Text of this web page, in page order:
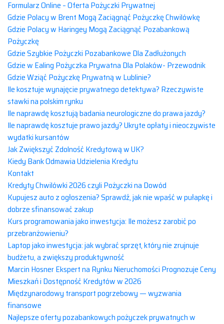
Formularz Online – Oferta Pożyczki Prywatnej
Gdzie Polacy w Brent Mogą Zaciągnąć Pożyczkę Chwilówkę
Gdzie Polacy w Haringey Mogą Zaciągnąć Pozabankową
Pożyczkę
Gdzie Szybkie Pożyczki Pozabankowe Dla Zadłużonych
Gdzie w Ealing Pożyczka Prywatna Dla Polaków- Przewodnik
Gdzie Wziąć Pożyczkę Prywatną w Lublinie?
Ile kosztuje wynajęcie prywatnego detektywa? Rzeczywiste
stawki na polskim rynku
Ile naprawdę kosztują badania neurologiczne do prawa jazdy?
Ile naprawdę kosztuje prawo jazdy? Ukryte opłaty i nieoczywiste
wydatki kursantów
Jak Zwiększyć Zdolność Kredytową w UK?
Kiedy Bank Odmawia Udzielenia Kredytu
Kontakt
Kredyty Chwilówki 2026 czyli Pożyczki na Dowód
Kupujesz auto z ogłoszenia? Sprawdź, jak nie wpaść w pułapkę i
dobrze sfinansować zakup
Kurs programowania jako inwestycja: Ile możesz zarobić po
przebranżowieniu?
Laptop jako inwestycja: jak wybrać sprzęt, który nie zrujnuje
budżetu, a zwiększy produktywność
Marcin Hosner Ekspert na Rynku Nieruchomości Prognozuje Ceny
Mieszkań i Dostępność Kredytów w 2026
Międzynarodowy transport pogrzebowy — wyzwania
finansowe
Najlepsze oferty pozabankowych pożyczek prywatnych w